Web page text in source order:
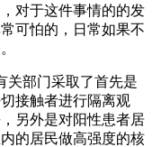
对于这件事情的的发
可怕的，日常如果不
关部门采取了首先是
接触者进行隔离观
另外是对阳性患者居
的居民做高强度的核